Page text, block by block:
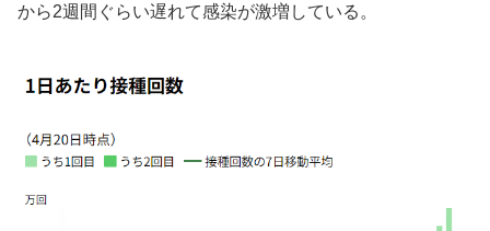
から2週間ぐらい遅れて感染が激増している。